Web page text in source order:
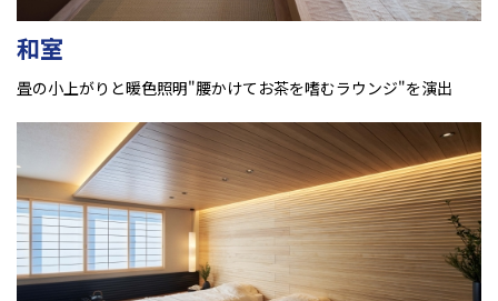
和室
畳の小上がりと暖色照明"腰かけてお茶を嗜むラウンジ"を演出